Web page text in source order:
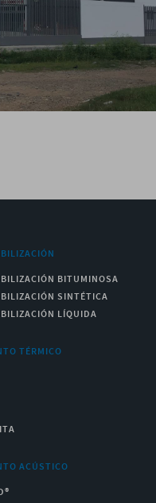
BITUMINOSA
SINTÉTICA
LÍQUIDA
TÉRMICO
ACÚSTICO